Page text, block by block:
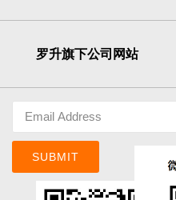
罗升旗下公司网站
SUBMIT